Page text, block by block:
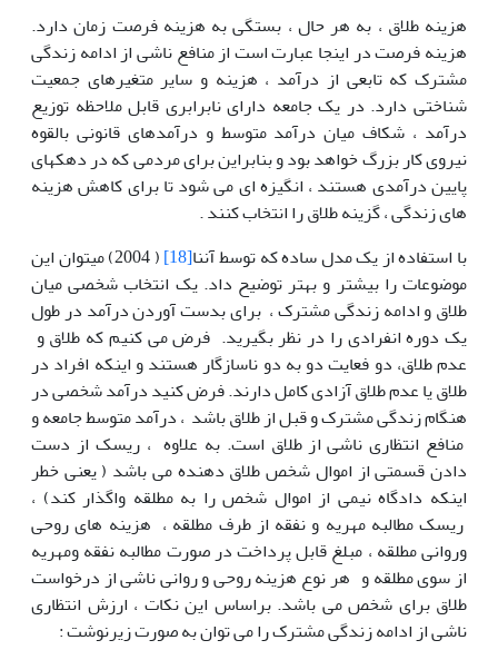
هزینه طلاق ، به هر حال ، بستگی به هزینه فرصت زمان دارد.
هزینه فرصت در اینجا عبارت است از منافع ناشی از ادامه زندگی
مشترک که تابعی از درآمد ، هزینه و سایر متغیرهای جمعیت
شناختی دارد. در یک جامعه دارای نابرابری قابل ملاحظه توزیع
درآمد ، شکاف میان درآمد متوسط و درآمدهای قانونی بالقوه
نیروی کار بزرگ خواهد بود و بنابراین برای مردمی که در دهکهای
پایین درآمدی هستند ، انگیزه ای می شود تا برای کاهش هزینه
های زندگی ، گزینه طلاق را انتخاب کنند .
با استفاده از یک مدل ساده که توسط آننا[18]
( 2004) میتوان این
موضوعات را بیشتر و بهتر توضیح داد. یک انتخاب شخصی میان
طلاق و ادامه زندگی مشترک ، برای بدست آوردن درآمد در طول
یک دوره انفرادی را در نظر بگیرید. فرض می کنیم که طلاق و
عدم طلاق، دو فعایت دو به دو ناسازگار هستند و اینکه افراد در
طلاق یا عدم طلاق آزادی کامل دارند. فرض کنید درآمد شخصی در
هنگام زندگی مشترک و قبل از طلاق باشد ، درآمد متوسط جامعه و
منافع انتظاری ناشی از طلاق است. به علاوه ، ریسک از دست
دادن قسمتی از اموال شخص طلاق دهنده می باشد ( یعنی خطر
اینکه دادگاه نیمی از اموال شخص را به مطلقه واگذار کند) ،
ریسک مطالبه مهریه و نفقه از طرف مطلقه ، هزینه های روحی
وروانی مطلقه ، مبلغ قابل پرداخت در صورت مطالبه نفقه ومهریه
از سوی مطلقه و هر نوع هزینه روحی و روانی ناشی از درخواست
طلاق برای شخص می باشد. براساس این نکات ، ارزش انتظاری
ناشی از ادامه زندگی مشترک را می توان به صورت زیرنوشت :